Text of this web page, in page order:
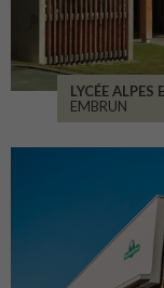
LYCÉE ALPES
EMBRUN